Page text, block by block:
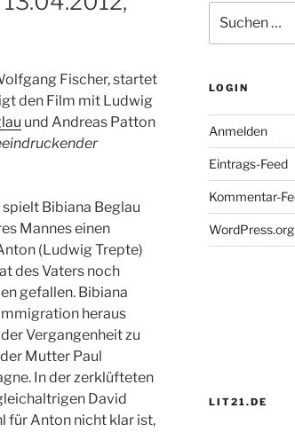
Fischer, startet
den Film mit Ludwig
und Andreas Patton
Bibiana Beglau
Mannes einen
(Ludwig Trepte)
des Vaters noch
gefallen. Bibiana
heraus
Vergangenheit zu
Mutter Paul
In der zerklüfteten
David
für Anton nicht klar ist,
nach:
LOGIN
Anmelden
Eintrags-Feed
Kommentar-
WordPress.org
LIT21.DE